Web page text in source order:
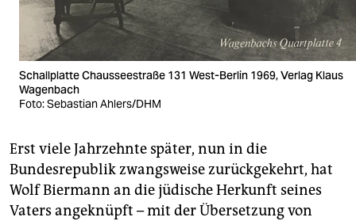
Schallplatte Chausseestraße 131 West-Berlin 1969, Verlag Klaus
Wagenbach
Foto: Sebastian Ahlers/DHM
Erst viele Jahrzehnte später, nun in die
Bundesrepublik zwangsweise zurückgekehrt, hat
Wolf Biermann an die jüdische Herkunft seines
Vaters angeknüpft – mit der Übersetzung von